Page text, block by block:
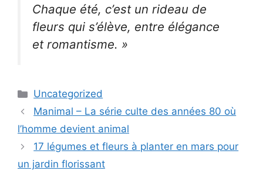
Chaque été, c’est un rideau de
fleurs qui s’élève, entre élégance
et romantisme. »
Categories
Uncategorized
Manimal – La série culte des années 80 où
l’homme devient animal
17 légumes et fleurs à planter en mars pour
un jardin florissant